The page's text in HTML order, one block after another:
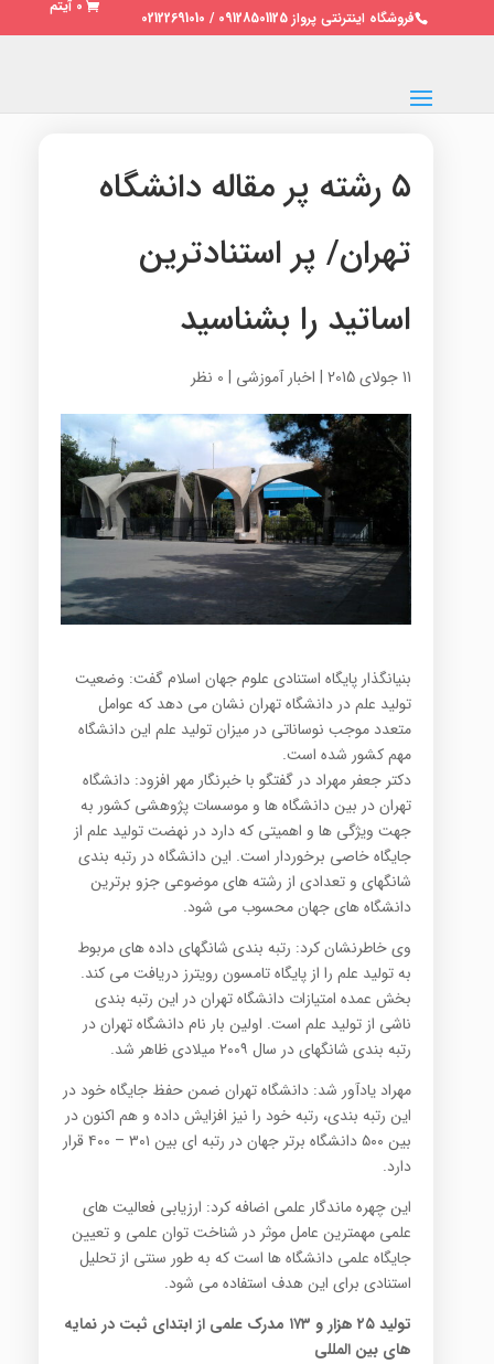
فروشگاه اینترنتی پرواز 09128501125 / 02122691010
0 آیتم
۵ رشته پر مقاله دانشگاه
تهران/ پر استنادترین
اساتید را بشناسید
11 جولای 2015 | اخبار آموزشی | 0 نظر
بنیانگذار پایگاه استنادی علوم جهان اسلام گفت: وضعیت
تولید علم در دانشگاه تهران نشان می دهد که عوامل
متعدد موجب نوساناتی در میزان تولید علم این دانشگاه
مهم کشور شده است.
دکتر جعفر مهراد در گفتگو با خبرنگار مهر افزود: دانشگاه
تهران در بین دانشگاه ها و موسسات پژوهشی کشور به
جهت ویژگی ها و اهمیتی که دارد در نهضت تولید علم از
جایگاه خاصی برخوردار است. این دانشگاه در رتبه بندی
شانگهای و تعدادی از رشته های موضوعی جزو برترین
دانشگاه های جهان محسوب می شود.
وی خاطرنشان کرد: رتبه بندی شانگهای داده های مربوط
به تولید علم را از پایگاه تامسون رویترز دریافت می کند.
بخش عمده امتیازات دانشگاه تهران در این رتبه بندی
ناشی از تولید علم است. اولین بار نام دانشگاه تهران در
رتبه بندی شانگهای در سال ۲۰۰۹ میلادی ظاهر شد.
مهراد یادآور شد: دانشگاه تهران ضمن حفظ جایگاه خود در
این رتبه بندی، رتبه خود را نیز افزایش داده و هم اکنون در
بین ۵۰۰ دانشگاه برتر جهان در رتبه ای بین ۳۰۱ – ۴۰۰ قرار
دارد.
این چهره ماندگار علمی اضافه کرد: ارزیابی فعالیت های
علمی مهمترین عامل موثر در شناخت توان علمی و تعیین
جایگاه علمی دانشگاه ها است که به طور سنتی از تحلیل
استنادی برای این هدف استفاده می شود.
تولید ۲۵ هزار و ۱۷۳ مدرک علمی از ابتدای ثبت در نمایه
های بین المللی